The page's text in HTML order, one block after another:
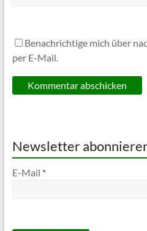
Benachrichtige mich über
per E-Mail.
Newsletter
E-Mail *